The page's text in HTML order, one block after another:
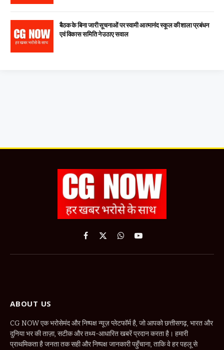
बैठक के बिना जारी सूचनाओं पर स्वामी आत्मानंद स्कूल की शाला प्रबंधन
एवं विकास समिति ने उठाए सवाल
Facebook
X
WhatsApp
YouTube
ABOUT US
CG NOW एक भरोसेमंद और निष्पक्ष न्यूज़ प्लेटफॉर्म है, जो आपको छत्तीसगढ़, भारत और
दुनिया भर की ताज़ा, सटीक और तथ्य-आधारित खबरें प्रदान करता है। हमारी
प्राथमिकता है जनता तक सही और निष्पक्ष जानकारी पहुँचाना, ताकि वे हर पहलू से